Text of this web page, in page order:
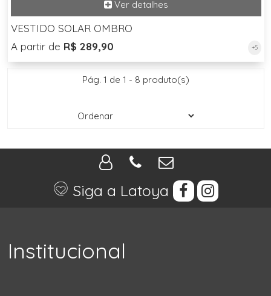
VESTIDO SOLAR OMBRO
A partir de R$ 289,90 +5
Pág. 1 de 1 - 8 produto(s)
Siga a Latoya
Institucional